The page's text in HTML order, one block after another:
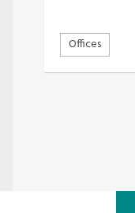
Offices